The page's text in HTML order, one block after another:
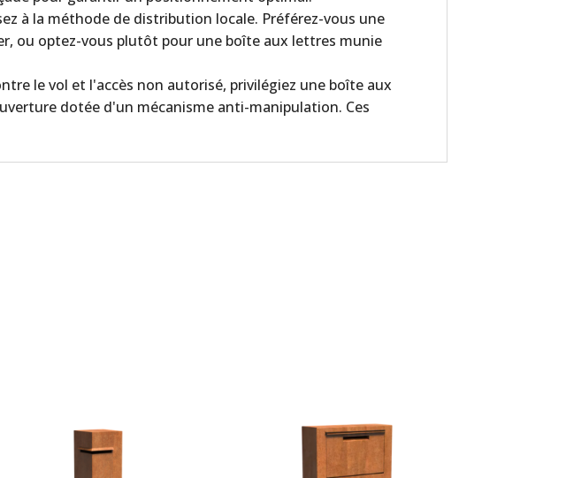
à la méthode de distribution locale. Préférez-vous une
ou optez-vous plutôt pour une boîte aux lettres munie
le vol et l'accès non autorisé, privilégiez une boîte aux
dotée d'un mécanisme anti-manipulation. Ces